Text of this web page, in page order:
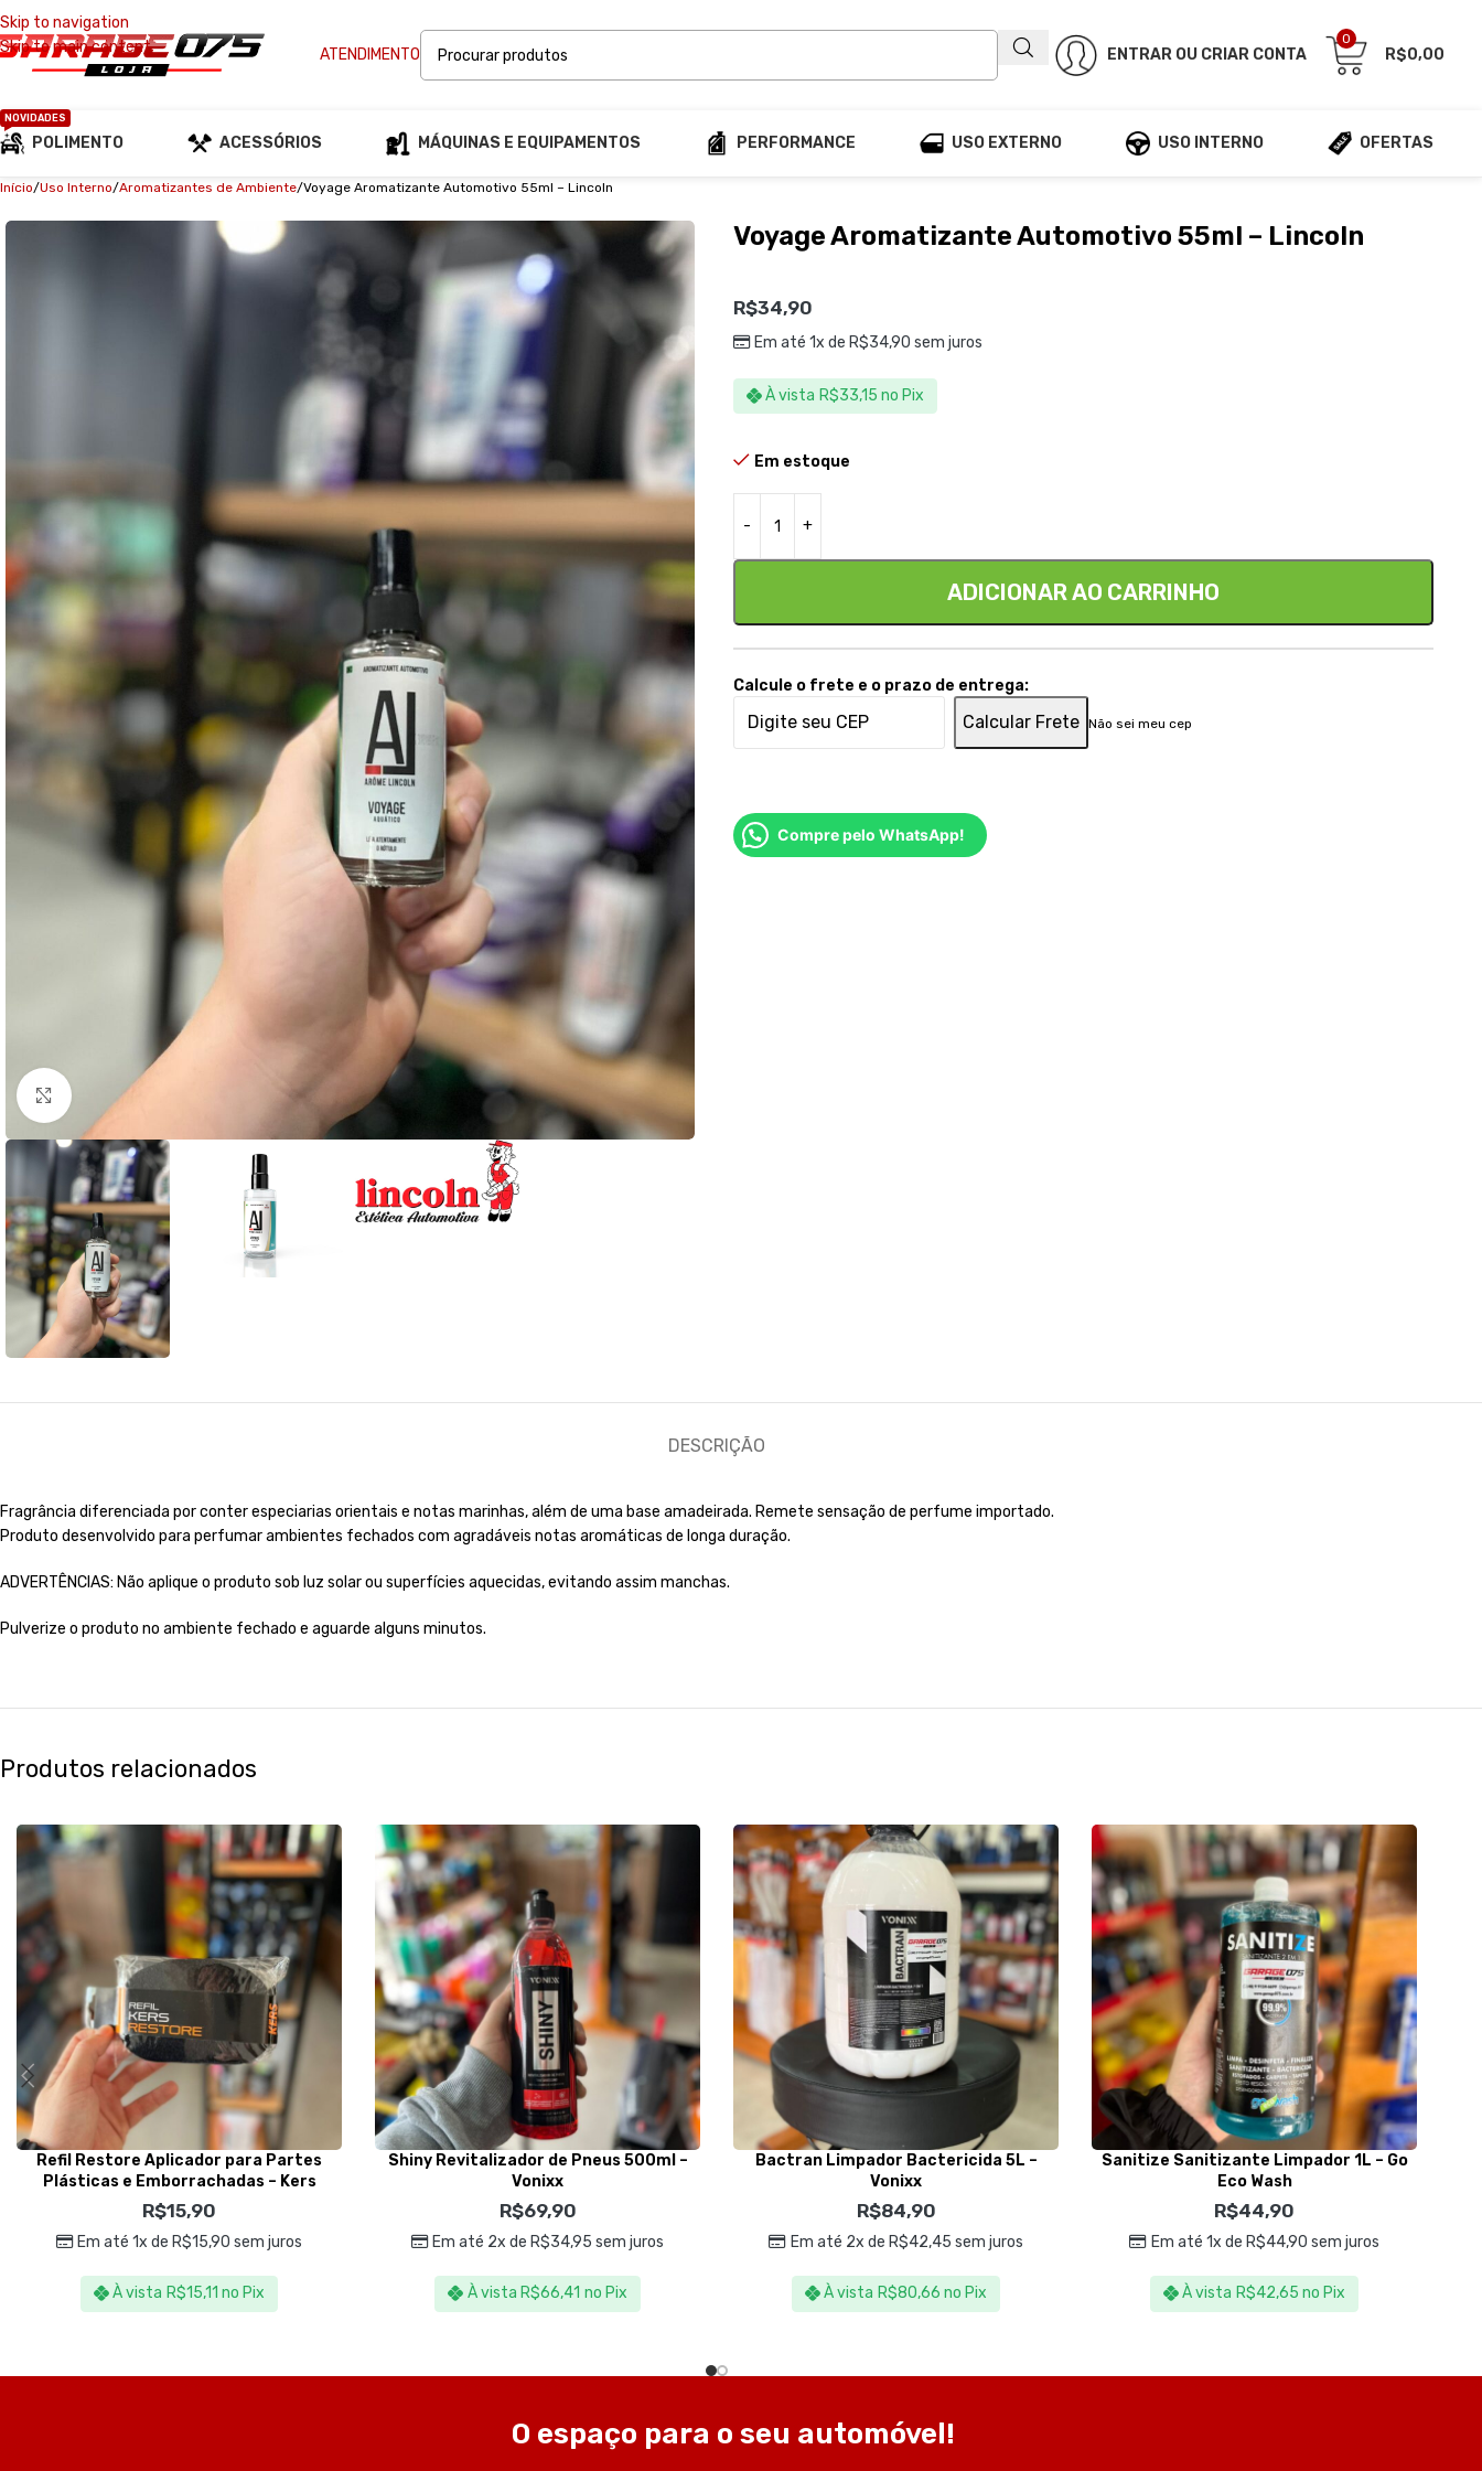
Skip to navigation
Skip to main content
ATENDIMENTO ENTRAR OU CRIAR CONTA
0
R$0,00
POLIMENTO
NOVIDADES
ACESSÓRIOS MÁQUINAS E EQUIPAMENTOS PERFORMANCE USO EXTERNO USO INTERNO OFERTAS
Início Uso Interno Aromatizantes de Ambiente Voyage Aromatizante Automotivo 55ml – Lincoln
Clique para ampliar
Voyage Aromatizante Automotivo 55ml – Lincoln
R$34,90
Em até 1x de R$34,90 sem juros
À vista R$33,15 no Pix
Em estoque
ADICIONAR AO CARRINHO
Calcule o frete e o prazo de entrega:
Calcular Frete Não sei meu cep
Compre pelo WhatsApp!
DESCRIÇÃO
Fragrância diferenciada por conter especiarias orientais e notas marinhas, além de uma base amadeirada. Remete sensação de perfume importado.
Produto desenvolvido para perfumar ambientes fechados com agradáveis notas aromáticas de longa duração.
ADVERTÊNCIAS: Não aplique o produto sob luz solar ou superfícies aquecidas, evitando assim manchas.
Pulverize o produto no ambiente fechado e aguarde alguns minutos.
Produtos relacionados
Refil Restore Aplicador para Partes
Plásticas e Emborrachadas – Kers
R$15,90
Em até 1x de R$15,90 sem juros
À vista R$15,11 no Pix
Shiny Revitalizador de Pneus 500ml –
Vonixx
R$69,90
Em até 2x de R$34,95 sem juros
À vista R$66,41 no Pix
Bactran Limpador Bactericida 5L –
Vonixx
R$84,90
Em até 2x de R$42,45 sem juros
À vista R$80,66 no Pix
Sanitize Sanitizante Limpador 1L – Go
Eco Wash
R$44,90
Em até 1x de R$44,90 sem juros
À vista R$42,65 no Pix
O espaço para o seu automóvel!